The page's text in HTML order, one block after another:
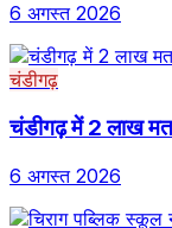
6 अगस्त 2026
चंडीगढ़
चंडीगढ़ में 2 लाख
6 अगस्त 2026